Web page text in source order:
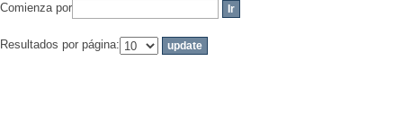
Comienza por
Resultados por página: